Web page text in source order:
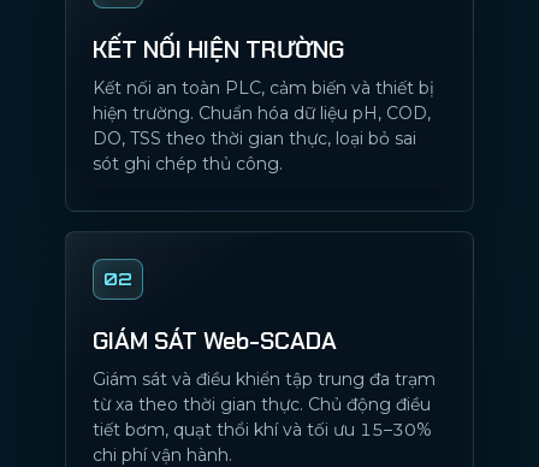
KẾT NỐI HIỆN TRƯỜNG
Kết nối an toàn PLC, cảm biến và thiết bị
hiện trường. Chuẩn hóa dữ liệu pH, COD,
DO, TSS theo thời gian thực, loại bỏ sai
sót ghi chép thủ công.
02
GIÁM SÁT Web-SCADA
Giám sát và điều khiển tập trung đa trạm
từ xa theo thời gian thực. Chủ động điều
tiết bơm, quạt thổi khí và tối ưu 15–30%
chi phí vận hành.